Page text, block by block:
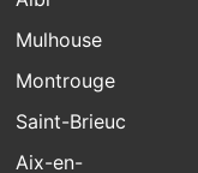
Mulhouse
Montrouge
Saint-Brieuc
Aix-en-